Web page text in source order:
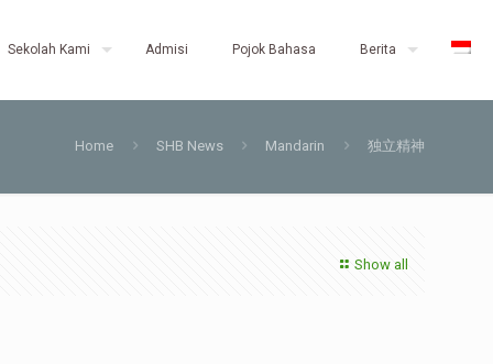
Sekolah Kami Admisi Pojok Bahasa Berita
Home SHB News Mandarin 独立精神
Show all